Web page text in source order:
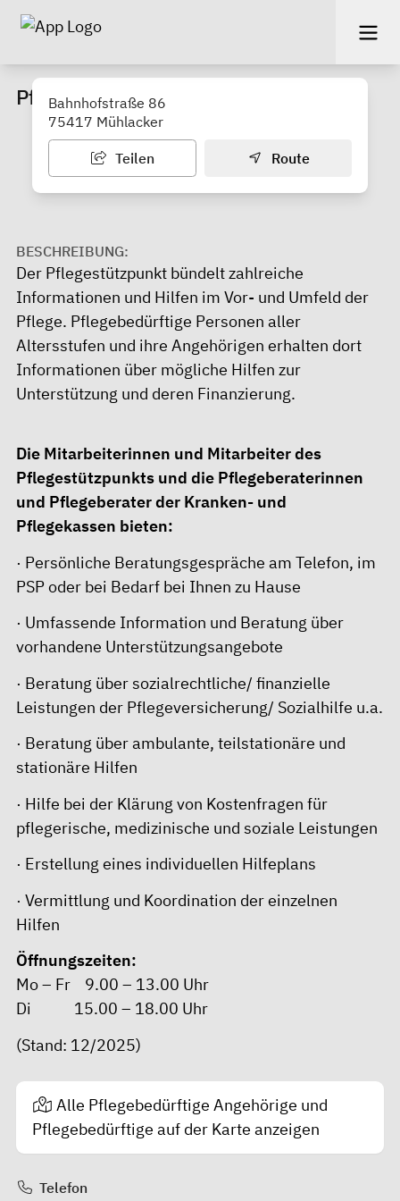
Pflegestützpunkt östlicher Enzkreis
Bahnhofstraße 86
75417 Mühlacker
Teilen Route
BESCHREIBUNG:
Der Pflegestützpunkt bündelt zahlreiche
Informationen und Hilfen im Vor- und Umfeld der
Pflege. Pflegebedürftige Personen aller
Altersstufen und ihre Angehörigen erhalten dort
Informationen über mögliche Hilfen zur
Unterstützung und deren Finanzierung.
Die Mitarbeiterinnen und Mitarbeiter des
Pflegestützpunkts und die Pflegeberaterinnen
und Pflegeberater der Kranken- und
Pflegekassen bieten:
· Persönliche Beratungsgespräche am Telefon, im
PSP oder bei Bedarf bei Ihnen zu Hause
· Umfassende Information und Beratung über
vorhandene Unterstützungsangebote
· Beratung über sozialrechtliche/ finanzielle
Leistungen der Pflegeversicherung/ Sozialhilfe u.a.
· Beratung über ambulante, teilstationäre und
stationäre Hilfen
· Hilfe bei der Klärung von Kostenfragen für
pflegerische, medizinische und soziale Leistungen
· Erstellung eines individuellen Hilfeplans
· Vermittlung und Koordination der einzelnen
Hilfen
Öffnungszeiten:
Mo – Fr 9.00 – 13.00 Uhr
Di 15.00 – 18.00 Uhr
(Stand: 12/2025)
Alle Pflegebedürftige Angehörige und
Pflegebedürftige auf der Karte anzeigen
Telefon